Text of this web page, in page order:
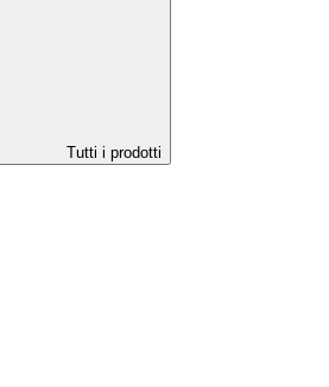
Tutti i prodotti